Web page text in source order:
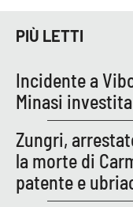
PIÙ LETTI
Incidente a
Minasi
Zungri,
la morte di
patente e